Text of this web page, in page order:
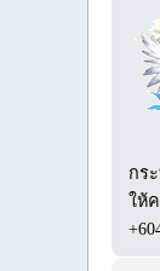
กร
ให้